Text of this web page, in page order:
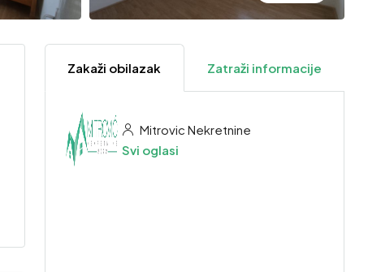
Zakaži obilazak Zatraži informacije
Mitrovic Nekretnine
Svi oglasi